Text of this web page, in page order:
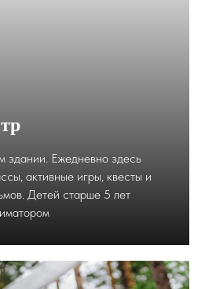
здании. Ежедневно здесь
активные игры, квесты и
Детей старше 5 лет